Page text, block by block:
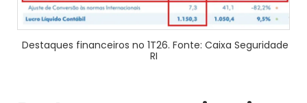
Destaques financeiros no 1T26. Fonte: Caixa Seguridade
RI